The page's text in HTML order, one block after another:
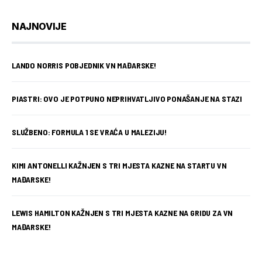
NAJNOVIJE
LANDO NORRIS POBJEDNIK VN MAĐARSKE!
PIASTRI: OVO JE POTPUNO NEPRIHVATLJIVO PONAŠANJE NA STAZI
SLUŽBENO: FORMULA 1 SE VRAĆA U MALEZIJU!
KIMI ANTONELLI KAŽNJEN S TRI MJESTA KAZNE NA STARTU VN
MAĐARSKE!
LEWIS HAMILTON KAŽNJEN S TRI MJESTA KAZNE NA GRIDU ZA VN
MAĐARSKE!